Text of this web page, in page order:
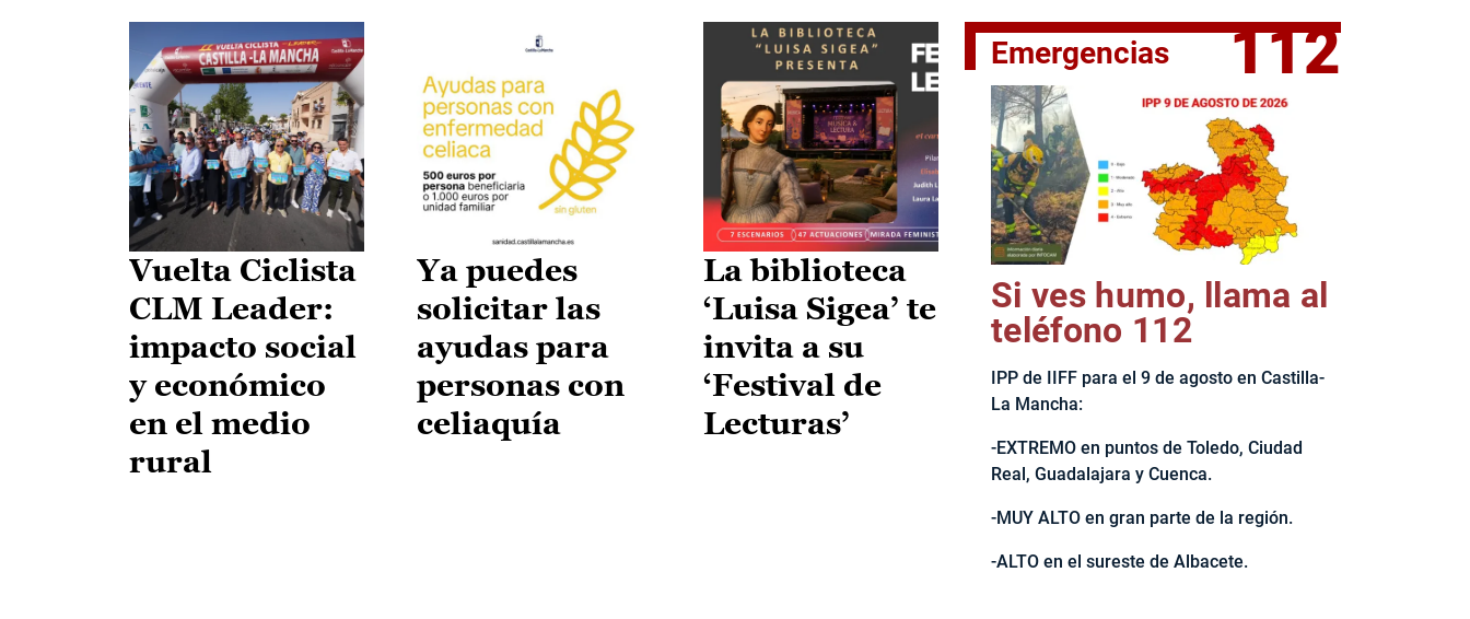
II Vuelta Ciclista CLM LEADER
Vuelta Ciclista
CLM Leader:
impacto social
y económico
en el medio
rural
Ya puedes
solicitar las
ayudas para
personas con
celiaquía
La biblioteca
‘Luisa Sigea’ te
invita a su
‘Festival de
Lecturas’
Emergencias 112
Si ves humo, llama al
teléfono 112
IPP de IIFF para el 9 de agosto en Castilla-
La Mancha:
-EXTREMO en puntos de Toledo, Ciudad
Real, Guadalajara y Cuenca.
-MUY ALTO en gran parte de la región.
-ALTO en el sureste de Albacete.